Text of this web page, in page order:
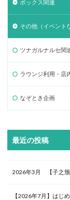
ボックス関連
その他（イベント
ツナガルナルセ関
ラウンジ利用・店
なぞとき企画
最近の投稿
2026年3月 【子之籏
【2026年7月】はじ